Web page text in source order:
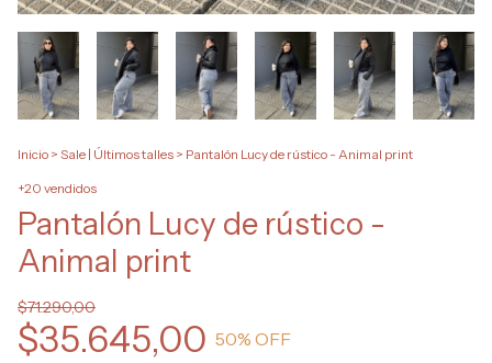
Inicio > Sale | Últimos talles > Pantalón Lucy de rústico - Animal print
+20 vendidos
Pantalón Lucy de rústico -
Animal print
$71.290,00
$35.645,00 50% OFF